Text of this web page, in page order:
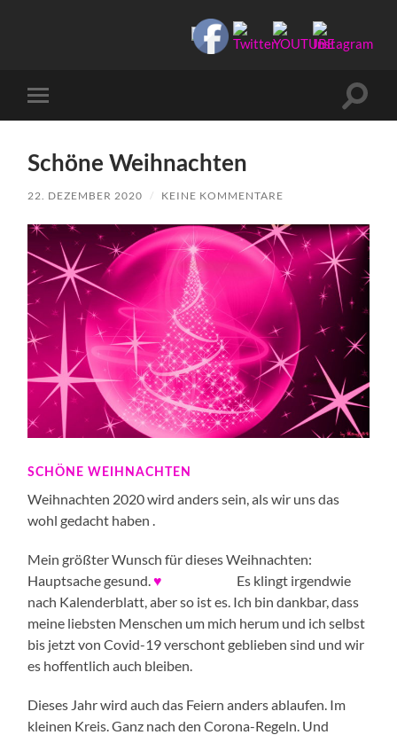
Manu-
to-
Mobile-
Menü
Schöne Weihnachten
22. DEZEMBER 2020 / KEINE KOMMENTARE
SCHÖNE WEIHNACHTEN
Weihnachten 2020 wird anders sein, als wir uns das
wohl gedacht haben .
Mein größter Wunsch für dieses Weihnachten:
Hauptsache gesund.♥
Es klingt irgendwie
nach Kalenderblatt, aber so ist es. Ich bin dankbar, dass
meine liebsten Menschen um mich herum und ich selbst
bis jetzt von Covid-19 verschont geblieben sind und wir
es hoffentlich auch bleiben.
Dieses Jahr wird auch das Feiern anders ablaufen. Im
kleinen Kreis. Ganz nach den Corona-Regeln. Und